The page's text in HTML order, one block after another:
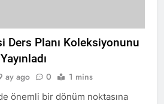
Ders Planı Koleksiyonunu
ay ago 0 1 mins
önemli bir dönüm noktasına